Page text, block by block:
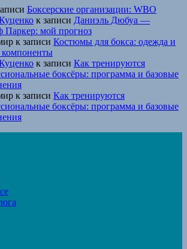
Боксерские организации: WBO
к записи Даниэль Дюбуа —
Паркер: мой прогноз
к записи Костюмы для бокса: одежда и
компоненты
к записи Как тренируются
боксёры: программа и базовые
к записи Как тренируются
боксёры: программа и базовые